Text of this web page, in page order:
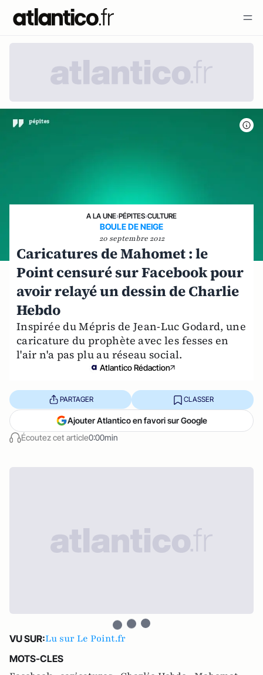
A LA UNE›PÉPITES›CULTURE
BOULE DE NEIGE
20 septembre 2012
Caricatures de Mahomet : le
Point censuré sur Facebook pour
avoir relayé un dessin de Charlie
Hebdo
Inspirée du Mépris de Jean-Luc Godard, une
caricature du prophète avec les fesses en
l'air n'a pas plu au réseau social.
Atlantico Rédaction
Écoutez cet article0:00min
PARTAGER CLASSER
Ajouter Atlantico en favori sur Google
VU SUR:Lu sur Le Point.fr
MOTS-CLES